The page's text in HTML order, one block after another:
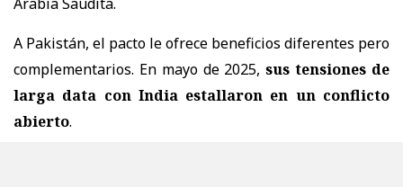
A Pakistán, el pacto le ofrece beneficios diferentes pero
complementarios. En mayo de 2025,sus tensiones de
larga data con India estallaron en un conflicto
abierto.